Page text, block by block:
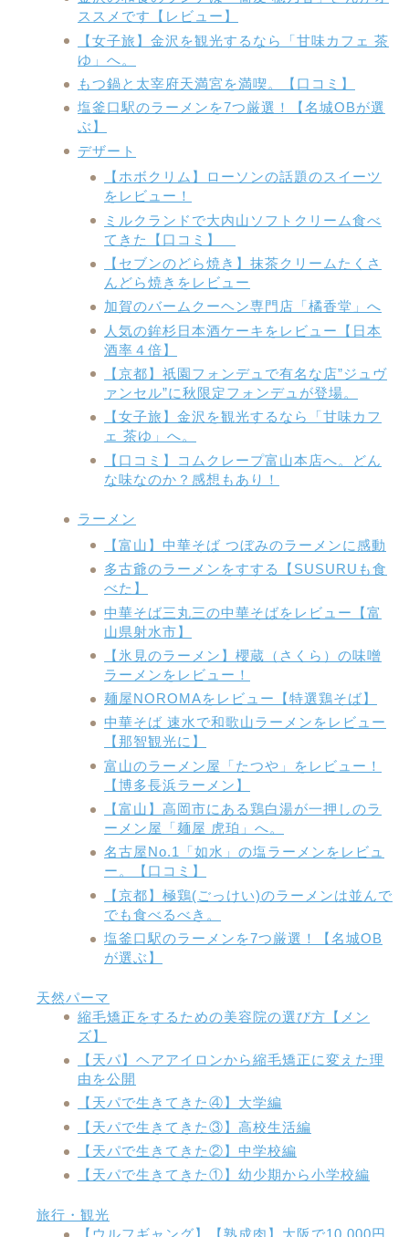
ススメです【レビュー】
【女子旅】金沢を観光するなら「甘味カフェ 茶
ゆ」へ。
もつ鍋と太宰府天満宮を満喫。【口コミ】
塩釜口駅のラーメンを7つ厳選！【名城OBが選
ぶ】
デザート
【ホボクリム】ローソンの話題のスイーツ
をレビュー！
ミルクランドで大内山ソフトクリーム食べ
てきた【口コミ】
【セブンのどら焼き】抹茶クリームたくさ
んどら焼きをレビュー
加賀のバームクーヘン専門店「橘香堂」へ
人気の鉾杉日本酒ケーキをレビュー【日本
酒率４倍】
【京都】祇園フォンデュで有名な店”ジュヴ
ァンセル”に秋限定フォンデュが登場。
【女子旅】金沢を観光するなら「甘味カフ
ェ 茶ゆ」へ。
【口コミ】コムクレープ富山本店へ。どん
な味なのか？感想もあり！
ラーメン
【富山】中華そば つぼみのラーメンに感動
多古爺のラーメンをすする【SUSURUも食
べた】
中華そば三丸三の中華そばをレビュー【富
山県射水市】
【氷見のラーメン】櫻蔵（さくら）の味噌
ラーメンをレビュー！
麺屋NOROMAをレビュー【特選鶏そば】
中華そば 速水で和歌山ラーメンをレビュー
【那智観光に】
富山のラーメン屋「たつや」をレビュー！
【博多長浜ラーメン】
【富山】高岡市にある鶏白湯が一押しのラ
ーメン屋「麺屋 虎珀」へ。
名古屋No.1「如水」の塩ラーメンをレビュ
ー。【口コミ】
【京都】極鶏(ごっけい)のラーメンは並んで
でも食べるべき。
塩釜口駅のラーメンを7つ厳選！【名城OB
が選ぶ】
天然パーマ
縮毛矯正をするための美容院の選び方【メン
ズ】
【天パ】ヘアアイロンから縮毛矯正に変えた理
由を公開
【天パで生きてきた④】大学編
【天パで生きてきた③】高校生活編
【天パで生きてきた②】中学校編
【天パで生きてきた①】幼少期から小学校編
旅行・観光